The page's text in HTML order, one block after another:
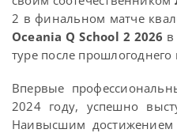
2 в финальном матче
Oceania Q School 2 2026 в
туре после прошлогоднего
Впервые
2024 году, успешно
Наивысшим